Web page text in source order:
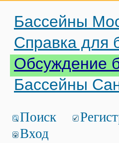
Бассейны
Справка для
Обсуждение
Бассейны
Поиск
Вход